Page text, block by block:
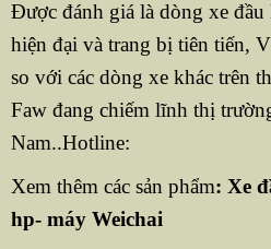
Được đánh giá là dòng xe
hiện đại và trang bị tiên tiến,
so với các dòng xe khác trên
Faw đang chiếm lĩnh thị
Nam..Hotline:
Xem thêm các sản phẩm: Xe
hp- máy Weichai